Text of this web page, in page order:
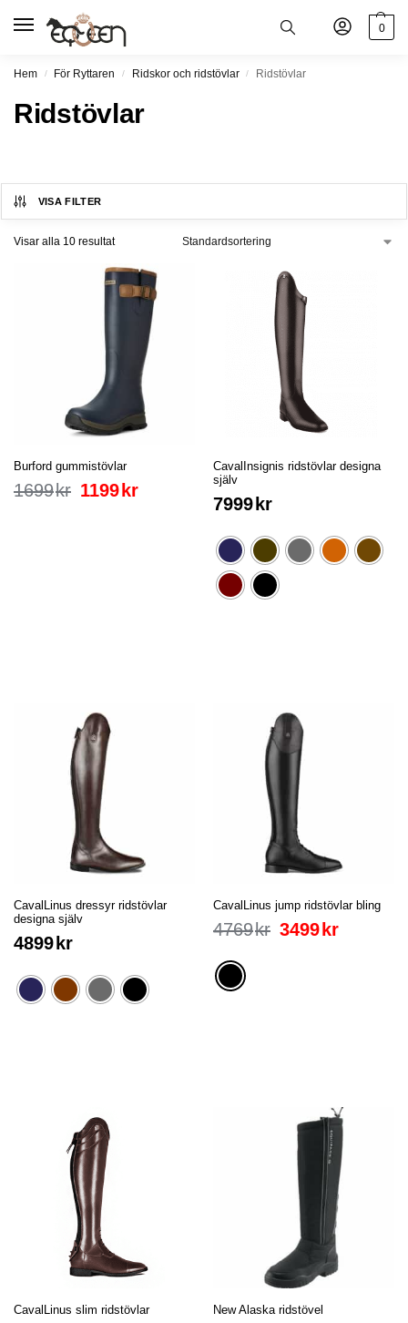
0
Hem / För Ryttaren / Ridskor och ridstövlar / Ridstövlar
Ridstövlar
VISA FILTER
Visar alla 10 resultat
Burford gummistövlar
1699kr 1199 kr
CavalInsignis ridstövlar designa
själv
7999 kr
CavalLinus dressyr ridstövlar
designa själv
4899 kr
CavalLinus jump ridstövlar bling
4769kr 3499 kr
CavalLinus slim ridstövlar New Alaska ridstövel